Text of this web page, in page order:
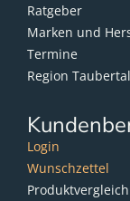
Ratgeber
Marken und
Termine
Region Taubertal
Login
Wunschzettel
Produktvergleich